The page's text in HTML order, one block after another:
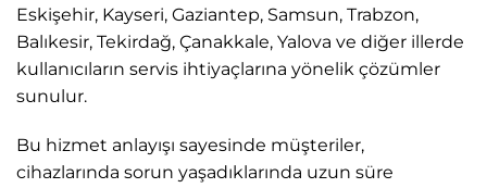
Eskişehir, Kayseri, Gaziantep, Samsun, Trabzon,
Balıkesir, Tekirdağ, Çanakkale, Yalova ve diğer illerde
kullanıcıların servis ihtiyaçlarına yönelik çözümler
sunulur.
Bu hizmet anlayışı sayesinde müşteriler,
cihazlarında sorun yaşadıklarında uzun süre